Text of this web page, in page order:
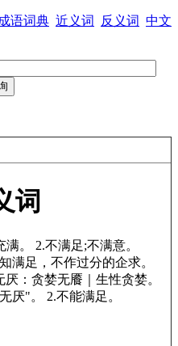
成语词典 近义词 反义词 中文
词
满。 2.不满足;不满意。
满足，不作过分的企求。
厌：贪婪无餍｜生性贪婪。
厌"。 2.不能满足。